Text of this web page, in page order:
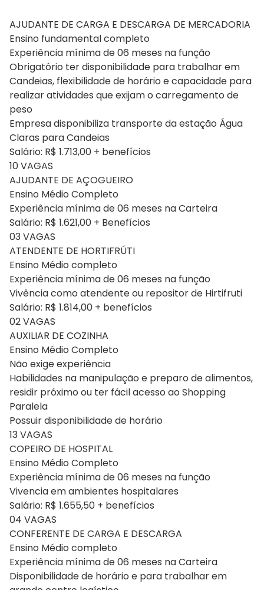
AJUDANTE DE CARGA E DESCARGA DE MERCADORIA
Ensino fundamental completo
Experiência mínima de 06 meses na função
Obrigatório ter disponibilidade para trabalhar em
Candeias, flexibilidade de horário e capacidade para
realizar atividades que exijam o carregamento de
peso
Empresa disponibiliza transporte da estação Água
Claras para Candeias
Salário: R$ 1.713,00 + benefícios
10 VAGAS
AJUDANTE DE AÇOGUEIRO
Ensino Médio Completo
Experiência mínima de 06 meses na Carteira
Salário: R$ 1.621,00 + Benefícios
03 VAGAS
ATENDENTE DE HORTIFRÚTI
Ensino Médio completo
Experiência mínima de 06 meses na função
Vivência como atendente ou repositor de Hirtifruti
Salário: R$ 1.814,00 + benefícios
02 VAGAS
AUXILIAR DE COZINHA
Ensino Médio Completo
Não exige experiência
Habilidades na manipulação e preparo de alimentos,
residir próximo ou ter fácil acesso ao Shopping
Paralela
Possuir disponibilidade de horário
13 VAGAS
COPEIRO DE HOSPITAL
Ensino Médio Completo
Experiência mínima de 06 meses na função
Vivencia em ambientes hospitalares
Salário: R$ 1.655,50 + benefícios
04 VAGAS
CONFERENTE DE CARGA E DESCARGA
Ensino Médio completo
Experiência mínima de 06 meses na Carteira
Disponibilidade de horário e para trabalhar em